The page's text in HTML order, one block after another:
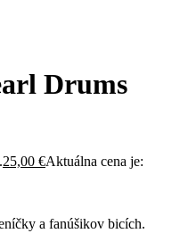
Drums
25,00 €Aktuálna cena je:
a fanúšikov bicích.